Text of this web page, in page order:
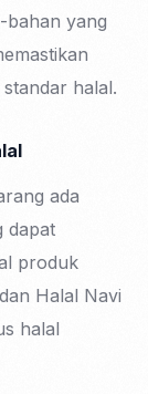
bahan yang
halal.
ada
dapat
produk
Halal Navi
halal